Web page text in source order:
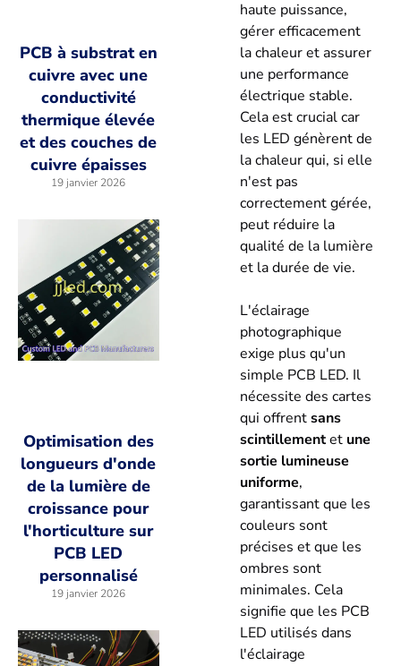
PCB à substrat en
cuivre avec une
conductivité
thermique élevée
et des couches de
cuivre épaisses
19 janvier 2026
Optimisation des
longueurs d'onde
de la lumière de
croissance pour
l'horticulture sur
PCB LED
personnalisé
19 janvier 2026
haute puissance,
gérer efficacement
la chaleur et assurer
une performance
électrique stable.
Cela est crucial car
les LED génèrent de
la chaleur qui, si elle
n'est pas
correctement gérée,
peut réduire la
qualité de la lumière
et la durée de vie.
L'éclairage
photographique
exige plus qu'un
simple PCB LED. Il
nécessite des cartes
qui offrentsans
scintillementet une
sortie lumineuse
uniforme,
garantissant que les
couleurs sont
précises et que les
ombres sont
minimales. Cela
signifie que les PCB
LED utilisés dans
l'éclairage